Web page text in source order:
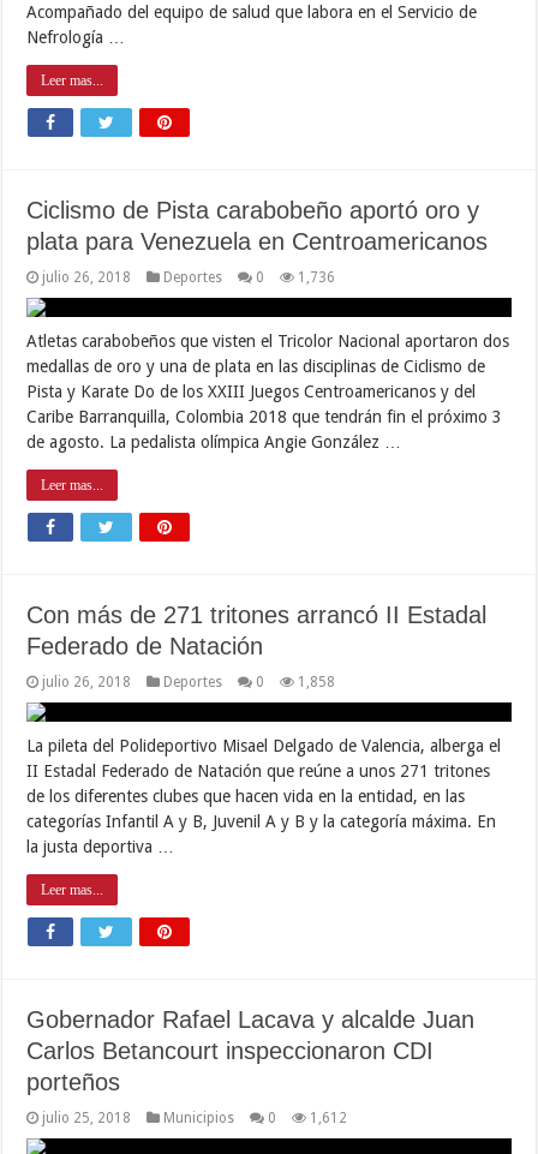
Acompañado del equipo de salud que labora en el Servicio de
Nefrología …
Leer mas...
Ciclismo de Pista carabobeño aportó oro y
plata para Venezuela en Centroamericanos
julio 26, 2018 Deportes 0 1,736
Atletas carabobeños que visten el Tricolor Nacional aportaron dos
medallas de oro y una de plata en las disciplinas de Ciclismo de
Pista y Karate Do de los XXIII Juegos Centroamericanos y del
Caribe Barranquilla, Colombia 2018 que tendrán fin el próximo 3
de agosto. La pedalista olímpica Angie González …
Leer mas...
Con más de 271 tritones arrancó II Estadal
Federado de Natación
julio 26, 2018 Deportes 0 1,858
La pileta del Polideportivo Misael Delgado de Valencia, alberga el
II Estadal Federado de Natación que reúne a unos 271 tritones
de los diferentes clubes que hacen vida en la entidad, en las
categorías Infantil A y B, Juvenil A y B y la categoría máxima. En
la justa deportiva …
Leer mas...
Gobernador Rafael Lacava y alcalde Juan
Carlos Betancourt inspeccionaron CDI
porteños
julio 25, 2018 Municipios 0 1,612